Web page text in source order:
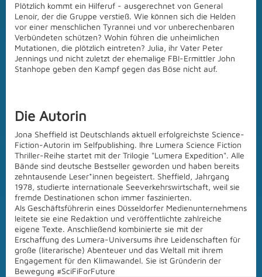
Plötzlich kommt ein Hilferuf - ausgerechnet von General
Lenoir, der die Gruppe verstieß. Wie können sich die Helden
vor einer menschlichen Tyrannei und vor unberechenbaren
Verbündeten schützen? Wohin führen die unheimlichen
Mutationen, die plötzlich eintreten? Julia, ihr Vater Peter
Jennings und nicht zuletzt der ehemalige FBI-Ermittler John
Stanhope geben den Kampf gegen das Böse nicht auf.
Die Autorin
Jona Sheffield ist Deutschlands aktuell erfolgreichste Science-
Fiction-Autorin im Selfpublishing. Ihre Lumera Science Fiction
Thriller-Reihe startet mit der Trilogie "Lumera Expedition". Alle
Bände sind deutsche Bestseller geworden und haben bereits
zehntausende Leser*innen begeistert. Sheffield, Jahrgang
1978, studierte internationale Seeverkehrswirtschaft, weil sie
fremde Destinationen schon immer faszinierten.
Als Geschäftsführerin eines Düsseldorfer Medienunternehmens
leitete sie eine Redaktion und veröffentlichte zahlreiche
eigene Texte. Anschließend kombinierte sie mit der
Erschaffung des Lumera-Universums ihre Leidenschaften für
große (literarische) Abenteuer und das Weltall mit ihrem
Engagement für den Klimawandel. Sie ist Gründerin der
Bewegung #SciFiForFuture